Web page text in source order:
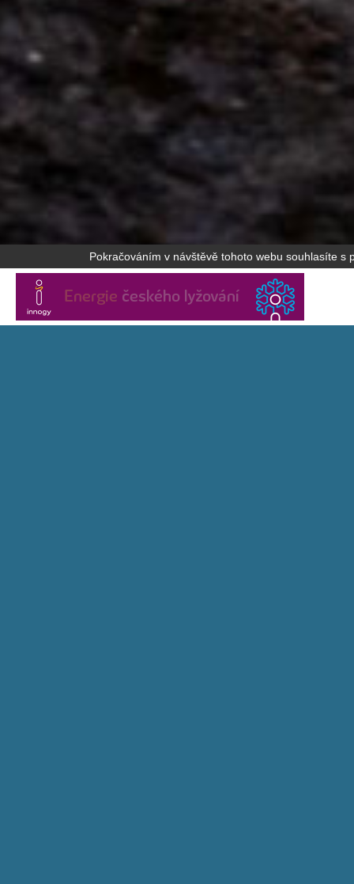
Pokračováním v návštěvě tohoto webu souhlasíte